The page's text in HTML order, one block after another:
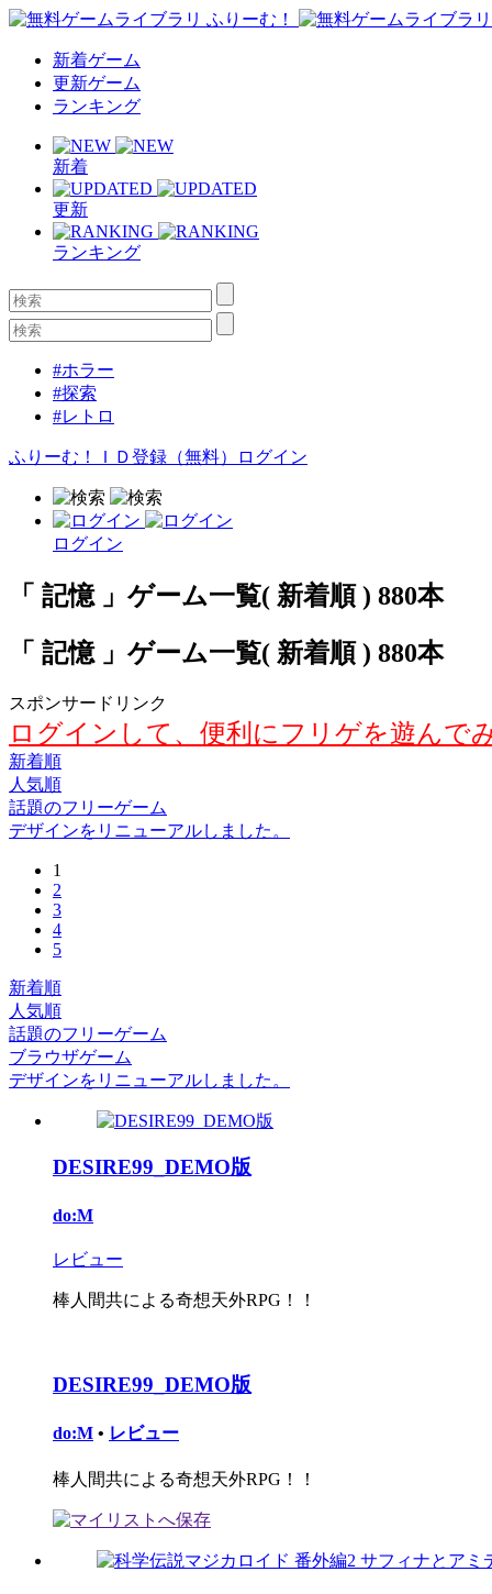
新着ゲーム
更新ゲーム
ランキング
新着
更新
ランキング
#ホラー
#探索
#レトロ
ふりーむ！ＩＤ登録（無料） ログイン
ログイン
「 記憶 」ゲーム一覧( 新着順 ) 880本
「 記憶 」ゲーム一覧( 新着順 ) 880本
スポンサードリンク
ログインして、便利にフリゲを遊んで
新着順
人気順
話題のフリーゲーム
デザインをリニューアルしました。
1
2
3
4
5
新着順
人気順
話題のフリーゲーム
ブラウザゲーム
デザインをリニューアルしました。
DESIRE99_DEMO版
do:M
レビュー
棒人間共による奇想天外RPG！！
DESIRE99_DEMO版
do:M • レビュー
棒人間共による奇想天外RPG！！